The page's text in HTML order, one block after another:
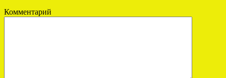
Комментарий